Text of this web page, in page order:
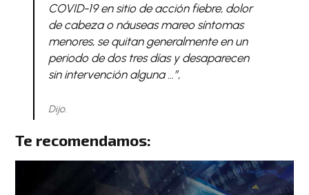
COVID-19 en sitio de acción fiebre, dolor
de cabeza o náuseas mareo síntomas
menores, se quitan generalmente en un
periodo de dos tres días y desaparecen
sin intervención alguna …”,
Dijo.
Te recomendamos: